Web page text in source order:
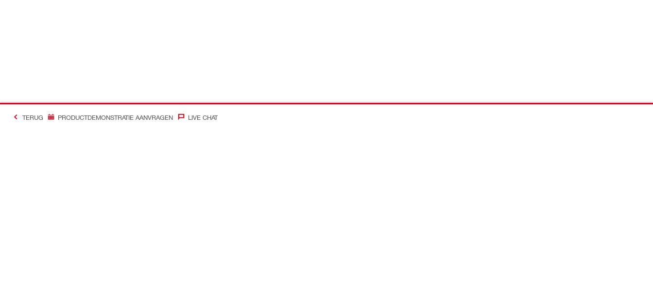
TERUG PRODUCTDEMONSTRATIE AANVRAGEN LIVE CHAT